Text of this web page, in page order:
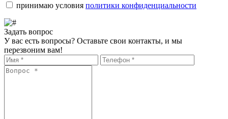
принимаю условия политики конфиденциальности
Задать вопрос
У вас есть вопросы? Оставьте свои контакты, и мы
перезвоним вам!